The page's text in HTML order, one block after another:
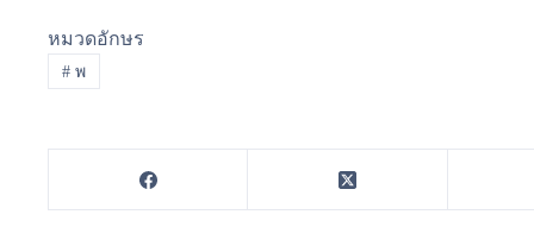
หมวดอักษร
#พ